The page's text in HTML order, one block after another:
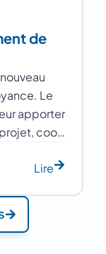
de
Le
apporter
coo…
Lire